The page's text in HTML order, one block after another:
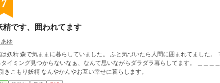
7
精です、囲われてます
ゆ
妖精 森で気ままに暮らしていました。 ふと気づいたら人間に囲まれてました
イミング見つからないなぁ、なんて思いながらダラダラ暮らしてます。 ＿＿＿＿＿＿＿＿＿＿ 妖精の前だけ
きこもり妖精 なんやかんやお互い幸せに暮らします。